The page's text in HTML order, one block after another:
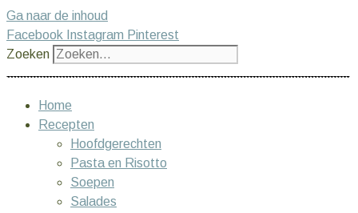
Ga naar de inhoud
Facebook Instagram Pinterest
Zoeken
Home
Recepten
Hoofdgerechten
Pasta en Risotto
Soepen
Salades